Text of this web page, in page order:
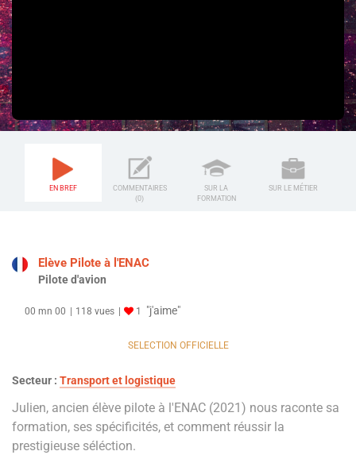
EN BREF
COMMENTAIRES
(0)
SUR LA
FORMATION
SUR LE MÉTIER
Elève Pilote à l'ENAC
Pilote d'avion
00 mn 00 118 vues 1 "j'aime"
SELECTION OFFICIELLE
Secteur : Transport et logistique
Julien, ancien élève pilote à l'ENAC (2021) nous raconte sa
formation, ses spécificités, et comment réussir la
prestigieuse séléction.